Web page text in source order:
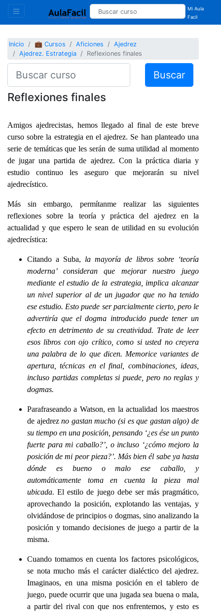
Mi Aula
Facil
Inicio 💼 Cursos Aficiones
Ajedrez
Ajedrez. Estrategia
Reflexiones finales
Buscar
Reflexiones finales
Amigos ajedrecistas, hemos llegado al final de este breve
curso sobre la estrategia en el ajedrez. Se han planteado una
serie de temáticas que les serán de suma utilidad al momento
de jugar una partida de ajedrez. Con la práctica diaria y
estudio continuo les aseguro que mejorarán su nivel
ajedrecístico.
Más sin embargo, permítanme realizar las siguientes
reflexiones sobre la teoría y práctica del ajedrez en la
actualidad y que espero le sean de utilidad en su evolución
ajedrecística:
Citando a Suba, la mayoría de libros sobre ‘teoría
moderna’ consideran que mejorar nuestro juego
mediante el estudio de la estrategia, implica alcanzar
un nivel superior al de un jugador que no ha tenido
ese estudio. Esto puede ser parcialmente cierto, pero le
advertiría que el dogma introducido puede tener un
efecto en detrimento de su creatividad. Trate de leer
esos libros con ojo crítico, como si usted no creyera
una palabra de lo que dicen. Memorice variantes de
apertura, técnicas en el final, combinaciones, ideas,
incluso partidas completas si puede, pero no reglas y
dogmas.
Parafraseando a Watson, en la actualidad los maestros
de ajedrezno gastan mucho (si es que gastan algo) de
su tiempo en una posición, pensando ‘¿es ése un punto
fuerte para mi caballo?’, o incluso ‘¿cómo mejoro la
posición de mi peor pieza?’. Más bien él sabe ya hasta
dónde es bueno o malo ese caballo, y
automáticamente toma en cuenta la pieza mal
ubicada.El estilo de juego debe ser más pragmático,
aprovechando la posición, explotando las ventajas, y
olvidándose de principios o dogmas, sino analizando la
posición y tomando decisiones de juego a partir de la
misma.
Cuando tomamos en cuenta los factores psicológicos,
se nota mucho más el carácter dialéctico del ajedrez.
Imaginaos, en una misma posición en el tablero de
juego, puede ocurrir que una jugada sea buena o mala,
a partir del rival con que nos enfrentemos, y esto es